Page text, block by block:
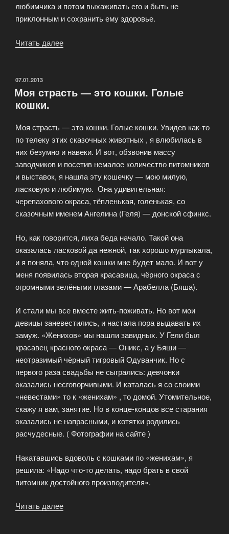
любимчика и потом выхаживать его и быть не
приклонным и сохранить ему здоровье.
Читать далее
сфинкса.»
ОПУБЛИКОВАНО
07.01.2013
Моя страсть — это кошки. Голые
кошки.
Моя страсть — это кошки. Голые кошки. Увидев как-то
по телеку этих сказочных животных , я влюбилась в
них безумно и навеки. И вот, обзвонив массу
заводчиков и посетив немалое количество питомников
и выставок, я нашла эту кошечку — мою милую,
ласковую и любимую. Она удивительная:
черепахового окраса, тёпленькая, голенькая, со
сказочным именем Ангелина (Геля) — донской сфинкс.
Но, как говорится, лиха беда начало. Такой она
оказалась ласковой да нежной, так хорошо мурлыкала,
и я поняла, что одной кошки мне будет мало. И вот у
меня появилась вторая красавица, чёрного окраса с
огромными зелёными глазами — Арабелла (Бяша).
И стали мы все вместе жить-поживать. Но вот мои
девицы заневестились, и настала пора выдавать их
замуж. «Женихов» мы нашли завидных. У Гели был
красавец красного окраса — Оникс, а у Бяши —
неотразимый чёрный тигровый Одуванчик. Но с
первого раза свадьбы не сыгрались: девчонки
оказались несговорчивыми. И каталась я со своими
«невестами» то к «женихам» , то домой. Утомительное,
скажу я вам, занятие. Но в конце-концов все старания
оказались не напрасными, и котятки родились
расчудесные. ( Фотографии на сайте )
Накатавшись вдоволь с кошками по «женихам», я
решила: «Надо что-то делать, надо брать в свой
питомник достойного производителя».
Читать далее